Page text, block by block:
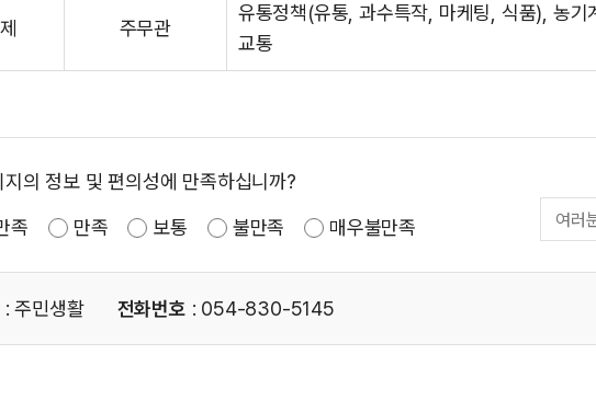
주무관
유통정책(유통, 과수특작, 마케팅, 식품), 농기
교통
의 정보 및 편의성에 만족하십니까?
족 만족 보통 불만족 매우불만족
: 주민생활 전화번호 : 054-830-5145